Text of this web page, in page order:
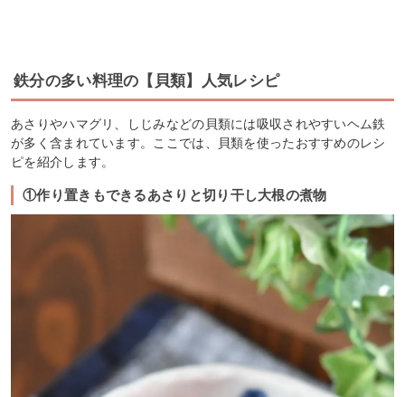
鉄分の多い料理の【貝類】人気レシピ
あさりやハマグリ、しじみなどの貝類には吸収されやすいヘム鉄
が多く含まれています。ここでは、貝類を使ったおすすめのレシ
ピを紹介します。
①作り置きもできるあさりと切り干し大根の煮物